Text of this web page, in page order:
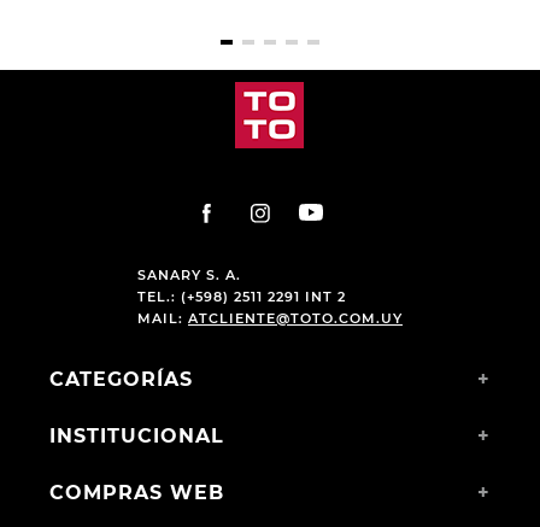
SANARY S. A.
TEL.: (+598) 2511 2291 INT 2
MAIL: ATCLIENTE@TOTO.COM.UY
CATEGORÍAS +
INSTITUCIONAL +
COMPRAS WEB +